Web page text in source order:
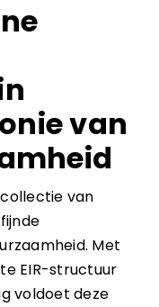
van
van
Met
EIR-structuur
voldoet deze